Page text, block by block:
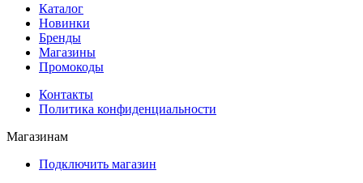
Каталог
Новинки
Бренды
Магазины
Промокоды
Контакты
Политика конфиденциальности
Магазинам
Подключить магазин